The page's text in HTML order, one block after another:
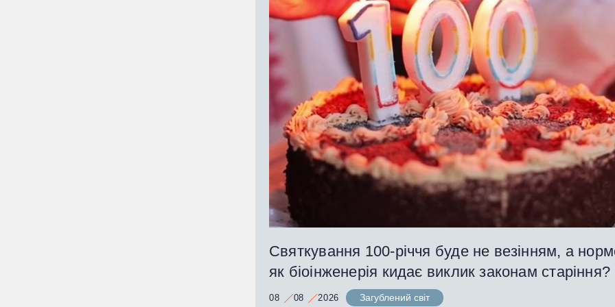
Святкування 100-річчя буде не везінням, а
як біоінженерія кидає виклик законам старіння?
08 08 2026 Загублений світ